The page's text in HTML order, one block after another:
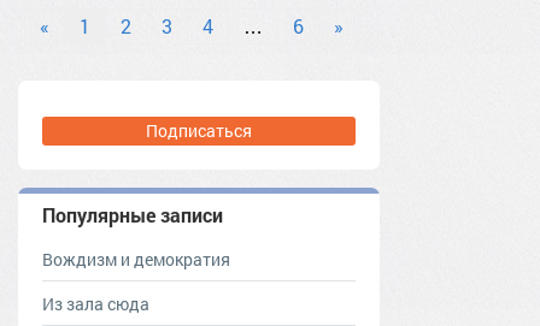
« 1 2 3 4 … 6 »
Подписаться
Популярные записи
Вождизм и демократия
Из зала сюда